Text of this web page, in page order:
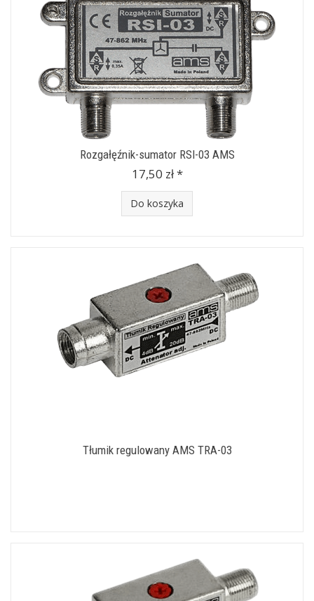
Rozgałęźnik-sumator RSI-03 AMS
17,50 zł *
Do koszyka
Tłumik regulowany AMS TRA-03